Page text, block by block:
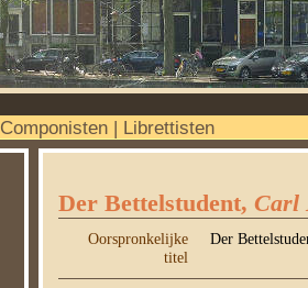
Componisten | Librettisten
Der Bettelstudent,Carl
Oorspronkelijke
titel
Der